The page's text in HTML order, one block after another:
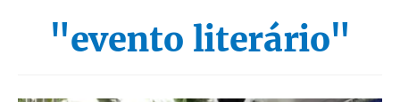
"evento literário"